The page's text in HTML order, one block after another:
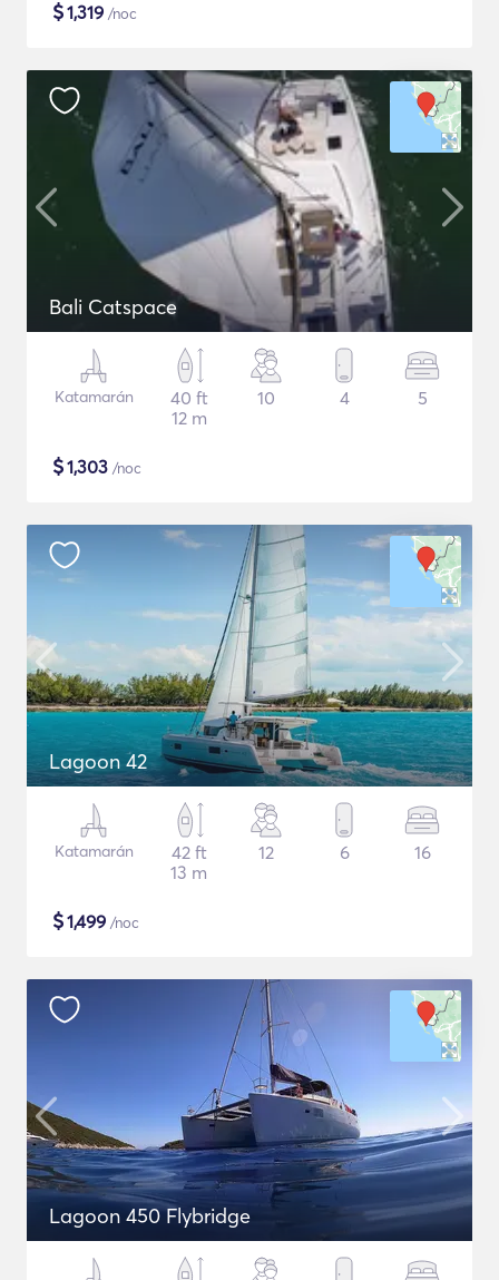
$1,319 /noc
Bali Catspace
Katamarán
40 ft
12 m
10 4 5
$1,303 /noc
Lagoon 42
Katamarán
42 ft
13 m
12 6 16
$1,499 /noc
Lagoon 450 Flybridge